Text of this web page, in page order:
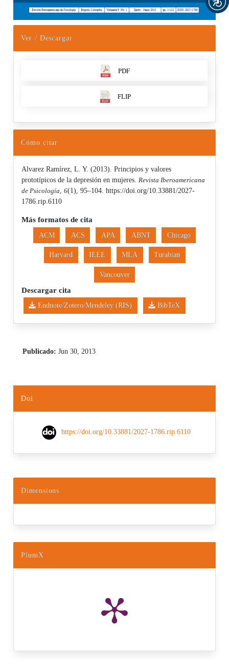
Ver / Descargar
PDF
FLIP
Cómo citar
Alvarez Ramírez, L. Y. (2013). Principios y valores
prototípicos de la depresión en mujeres.Revista Iberoamericana
de Psicología,6(1), 95–104. https://doi.org/10.33881/2027-
1786.rip.6110
Más formatos de cita
ACM ACS APA ABNT Chicago
Harvard IEEE MLA Turabian
Vancouver
Descargar cita
Endnote/Zotero/Mendeley (RIS) BibTeX
Publicado: Jun 30, 2013
Doi
https://doi.org/10.33881/2027-1786.rip.6110
Dimensions
PlumX